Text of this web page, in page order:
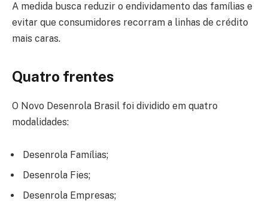
A medida busca reduzir o endividamento das famílias e
evitar que consumidores recorram a linhas de crédito
mais caras.
Quatro frentes
O Novo Desenrola Brasil foi dividido em quatro
modalidades:
Desenrola Famílias;
Desenrola Fies;
Desenrola Empresas;